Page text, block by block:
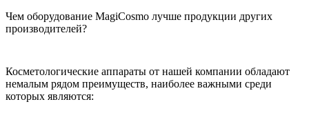
Чем оборудование MagiCosmo лучше продукции других
производителей?
Косметологические аппараты от нашей компании обладают
немалым рядом преимуществ, наиболее важными среди
которых являются: